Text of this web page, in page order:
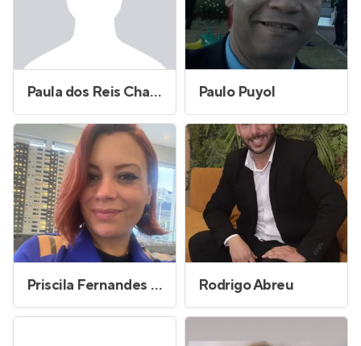
Paula dos Reis Chagas Paulo Puyol
Priscila Fernandes dos Santos Rodrigo Abreu